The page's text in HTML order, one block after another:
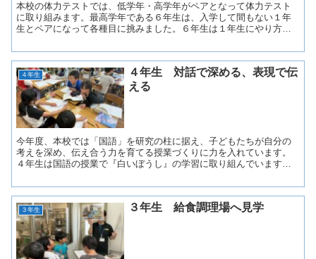
本校の体力テストでは、低学年・高学年がペアとなって体力テスト
に取り組みます。最高学年である６年生は、入学して間もない１年
生とペアになって各種目に挑みました。６年生は１年生にやり方を
４年生
４年生 対話で深める、表現で伝
える
今年度、本校では「国語」を研究の柱に据え、子どもたちが自分の
考えを深め、伝え合う力を育てる授業づくりに力を入れています。
４年生は国語の授業で『白いぼうし』の学習に取り組んでいます。
３年生 ３年生 給食調理場へ見学